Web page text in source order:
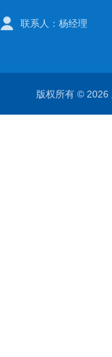
联系人：杨经理
版权所有 ©